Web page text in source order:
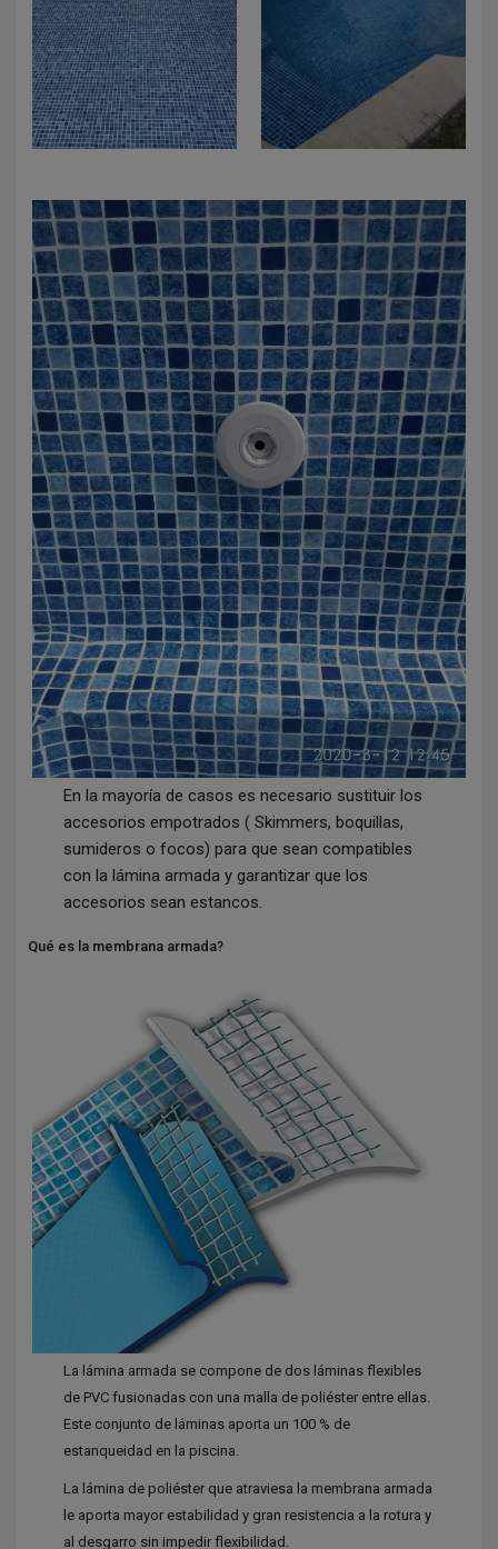
En la mayoría de casos es necesario sustituir los
accesorios empotrados ( Skimmers, boquillas,
sumideros o focos) para que sean compatibles
con la lámina armada y garantizar que los
accesorios sean estancos.
Qué es la membrana armada?
La lámina armada se compone de dos láminas flexibles
de PVC fusionadas con una malla de poliéster entre ellas.
Este conjunto de láminas aporta un 100 % de
estanqueidad en la piscina.
La lámina de poliéster que atraviesa la membrana armada
le aporta mayor estabilidad y gran resistencia a la rotura y
al desgarro sin impedir flexibilidad.